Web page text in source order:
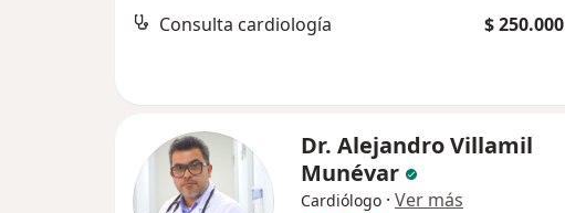
Consulta cardiología $ 250.000
Dr. Alejandro Villamil
Munévar
Cardiólogo · Ver más